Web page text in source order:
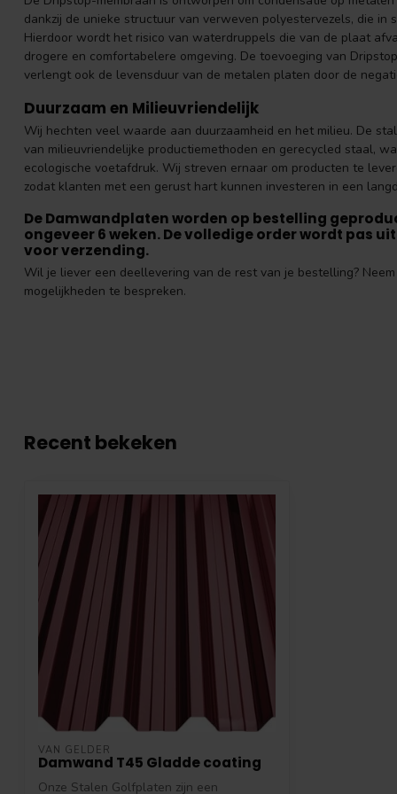
dankzij de unieke structuur van verweven polyestervezels, die in
Hierdoor wordt het risico van waterdruppels die van de plaat
drogere en comfortabelere omgeving. De toevoeging van
verlengt ook de levensduur van de metalen platen door de
Duurzaam en Milieuvriendelijk
Wij hechten veel waarde aan duurzaamheid en het milieu. De
van milieuvriendelijke productiemethoden en gerecycled staal,
ecologische voetafdruk. Wij streven ernaar om producten te
zodat klanten met een gerust hart kunnen investeren in een
De Damwandplaten worden op bestelling
ongeveer 6 weken. De volledige order wordt pas
voor verzending.
Wil je liever een deellevering van de rest van je bestelling?
mogelijkheden te bespreken.
Recent bekeken
VAN GELDER
Damwand T45 Gladde coating
Onze Stalen Golfplaten zijn een